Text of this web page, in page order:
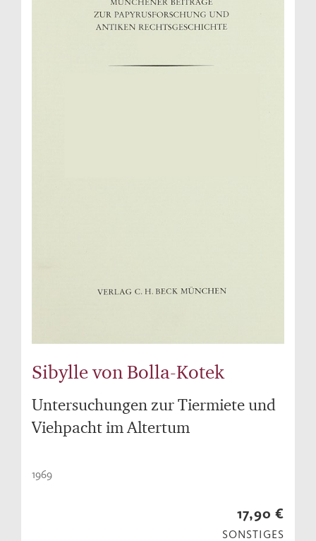
Sibylle von Bolla-Kotek
Untersuchungen zur Tiermiete und
Viehpacht im Altertum
1969
17,90 €
SONSTIGES